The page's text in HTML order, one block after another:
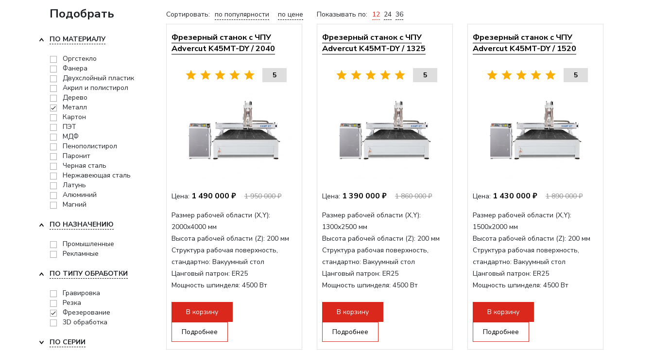
Сортировать: по популярности по цене Показывать по: 12 24 36
Фрезерный станок с ЧПУ
Advercut K45MT-DY / 2040
5
Цена: 1 490 000 ₽ 1 950 000 ₽
Размер рабочей области (Х,Y):
2000x4000 мм
Высота рабочей области (Z): 200 мм
Структура рабочая поверхность,
стандартно: Вакуумный стол
Цанговый патрон: ER25
Мощность шпинделя: 4500 Вт
Мощность инвертора:
В корзину
Подробнее
Фрезерный станок с ЧПУ
Advercut K45MT-DY / 1325
5
Цена: 1 390 000 ₽ 1 860 000 ₽
Размер рабочей области (Х,Y):
1300x2500 мм
Высота рабочей области (Z): 200 мм
Структура рабочая поверхность,
стандартно: Вакуумный стол
Цанговый патрон: ER25
Мощность шпинделя: 4500 Вт
Мощность инвертора:
В корзину
Подробнее
Фрезерный станок с ЧПУ
Advercut K45MT-DY / 1520
5
Цена: 1 430 000 ₽ 1 890 000 ₽
Размер рабочей области (Х,Y):
1500x2000 мм
Высота рабочей области (Z): 200 мм
Структура рабочая поверхность,
стандартно: Вакуумный стол
Цанговый патрон: ER25
Мощность шпинделя: 4500 Вт
Мощность инвертора:
В корзину
Подробнее
Подобрать
ПО МАТЕРИАЛУ
Оргстекло
Фанера
Двухслойный пластик
Акрил и полистирол
Дерево
Металл
Картон
ПЭТ
МДФ
Пенополистирол
Паронит
Черная сталь
Нержавеющая сталь
Латунь
Алюминий
Магний
ПО НАЗНАЧЕНИЮ
Промышленные
Рекламные
ПО ТИПУ ОБРАБОТКИ
Гравировка
Резка
Фрезерование
3D обработка
ПО СЕРИИ